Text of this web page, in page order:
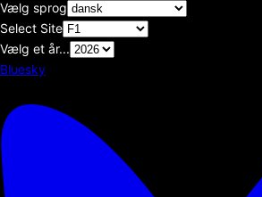
Vælg sprog
Select Site
Vælg et år...
Bluesky